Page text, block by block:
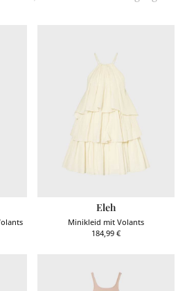
Eleh
Minikleid mit Volants
184,99€